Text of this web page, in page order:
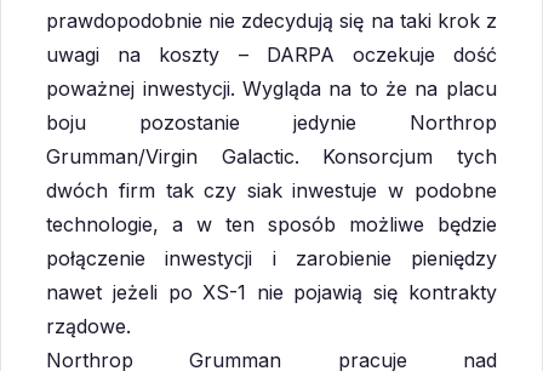
prawdopodobnie nie zdecydują się na taki krok z
uwagi na koszty – DARPA oczekuje dość
poważnej inwestycji. Wygląda na to że na placu
boju pozostanie jedynie Northrop
Grumman/Virgin Galactic. Konsorcjum tych
dwóch firm tak czy siak inwestuje w podobne
technologie, a w ten sposób możliwe będzie
połączenie inwestycji i zarobienie pieniędzy
nawet jeżeli po XS-1 nie pojawią się kontrakty
rządowe.
Northrop Grumman pracuje nad